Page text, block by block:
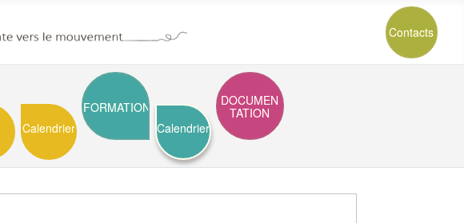
Contacts
Calendrier
FORMATION
Calendrier
DOCUMEN
TATION